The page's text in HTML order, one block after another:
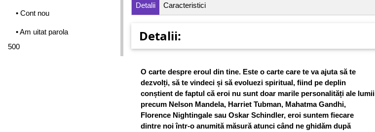
• Cont nou
• Am uitat parola
500
Detalii Caracteristici
Detalii:
O carte despre eroul din tine. Este o carte care te va ajuta să te
dezvolți, să te vindeci și să evoluezi spiritual, fiind pe deplin
conștient de faptul că eroi nu sunt doar marile personalități ale lumii
precum Nelson Mandela, Harriet Tubman, Mahatma Gandhi,
Florence Nightingale sau Oskar Schindler, eroi suntem fiecare
dintre noi într-o anumită măsură atunci când ne ghidăm după